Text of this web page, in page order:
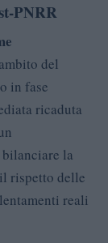
PNRR
del
in fase
ricaduta
la
rispetto delle
reali